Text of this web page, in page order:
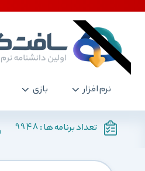
نرم افزار بازی
تعداد برنامه ها :9948